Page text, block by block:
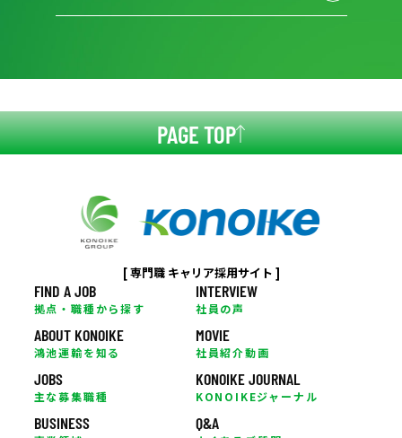
PAGE TOP
[ 専門職 キャリア採用サイト ]
FIND A JOB
拠点・職種から探す
ABOUT KONOIKE
鴻池運輸を知る
JOBS
主な募集職種
BUSINESS
INTERVIEW
社員の声
MOVIE
社員紹介動画
KONOIKE JOURNAL
KONOIKEジャーナル
Q&A